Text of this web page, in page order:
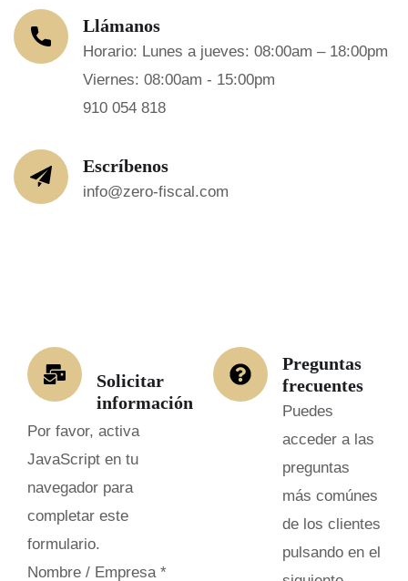
Llámanos
Horario: Lunes a jueves: 08:00am – 18:00pm
Viernes: 08:00am - 15:00pm
910 054 818
Escríbenos
info@zero-fiscal.com
Solicitar
información
Por favor, activa
JavaScript en tu
navegador para
completar este
formulario.
Nombre / Empresa *
Preguntas
frecuentes
Puedes
acceder a las
preguntas
más comúnes
de los clientes
pulsando en el